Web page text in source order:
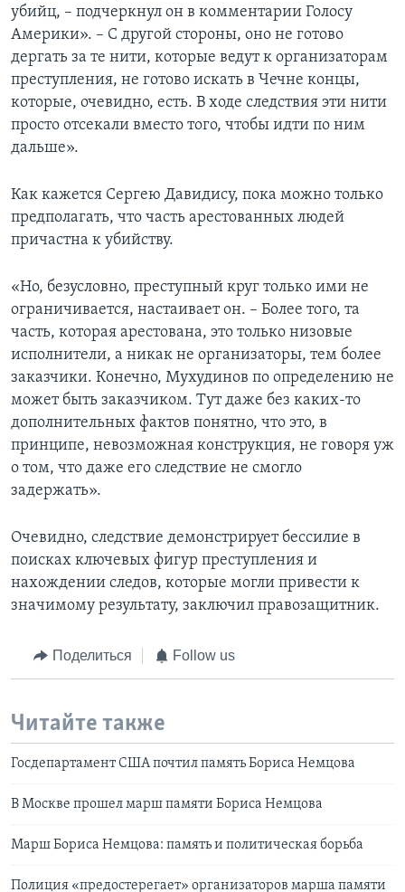
убийц, – подчеркнул он в комментарии Голосу
Америки». – С другой стороны, оно не готово
дергать за те нити, которые ведут к организаторам
преступления, не готово искать в Чечне концы,
которые, очевидно, есть. В ходе следствия эти нити
просто отсекали вместо того, чтобы идти по ним
дальше».
Как кажется Сергею Давидису, пока можно только
предполагать, что часть арестованных людей
причастна к убийству.
«Но, безусловно, преступный круг только ими не
ограничивается, настаивает он. – Более того, та
часть, которая арестована, это только низовые
исполнители, а никак не организаторы, тем более
заказчики. Конечно, Мухудинов по определению не
может быть заказчиком. Тут даже без каких-то
дополнительных фактов понятно, что это, в
принципе, невозможная конструкция, не говоря уж
о том, что даже его следствие не смогло
задержать».
Очевидно, следствие демонстрирует бессилие в
поисках ключевых фигур преступления и
нахождении следов, которые могли привести к
значимому результату, заключил правозащитник.
Поделиться Follow us
Читайте также
Госдепартамент США почтил память Бориса Немцова
В Москве прошел марш памяти Бориса Немцова
Марш Бориса Немцова: память и политическая борьба
Полиция «предостерегает» организаторов марша памяти